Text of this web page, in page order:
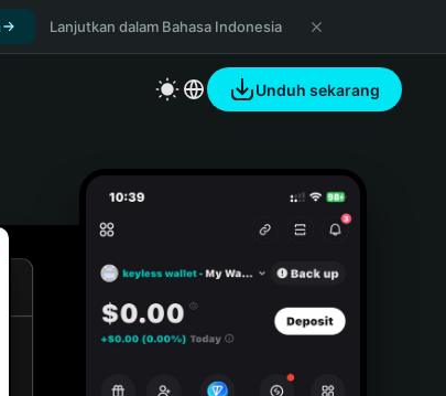
Lanjutkan dalam Bahasa Indonesia
Unduh sekarang